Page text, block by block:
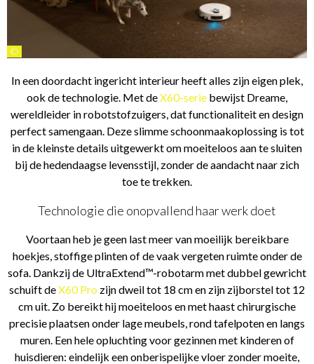
©
In een doordacht ingericht interieur heeft alles zijn eigen plek,
ook de technologie. Met deX60-serie bewijst Dreame,
wereldleider in robotstofzuigers, dat functionaliteit en design
perfect samengaan. Deze slimme schoonmaakoplossing is tot
in de kleinste details uitgewerkt om moeiteloos aan te sluiten
bij de hedendaagse levensstijl, zonder de aandacht naar zich
toe te trekken.
Technologie die onopvallend haar werk doet
Voortaan heb je geen last meer van moeilijk bereikbare
hoekjes, stoffige plinten of de vaak vergeten ruimte onder de
sofa. Dankzij de UltraExtend™-robotarm met dubbel gewricht
schuift deX60 Pro zijn dweil tot 18 cm en zijn zijborstel tot 12
cm uit. Zo bereikt hij moeiteloos en met haast chirurgische
precisie plaatsen onder lage meubels, rond tafelpoten en langs
muren. Een hele opluchting voor gezinnen met kinderen of
huisdieren: eindelijk een onberispelijke vloer zonder moeite,